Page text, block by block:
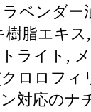
ベンダー
脂エキ
ライト,
ロロフィ
対応のナ